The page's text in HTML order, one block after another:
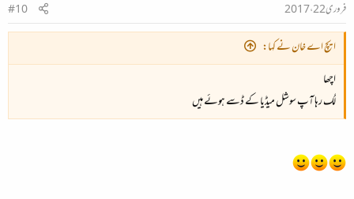
فروری 22، 2017
#10
ایچ اے خان نے کہا:
اچھا
لگ رہا آپ سوشل میڈیا کے ڈسے ہوئے ہیں